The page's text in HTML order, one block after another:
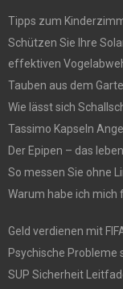
Tipps zum
Schützen Sie Ihre
effektiven
Tauben aus dem
Wie lässt sich
Tassimo Kapseln
Der Epipen – das
So messen Sie ohne
Warum habe ich mich
Geld verdienen mit
Psychische
SUP Sicherheit